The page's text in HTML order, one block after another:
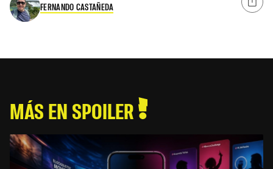
FERNANDO CASTAÑEDA
MÁS EN SPOILER